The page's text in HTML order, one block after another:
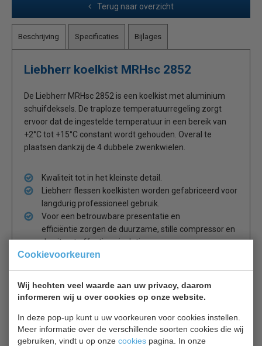
Cookievoorkeuren
Wij hechten veel waarde aan uw privacy, daarom
informeren wij u over cookies op onze website.
In deze pop-up kunt u uw voorkeuren voor cookies instellen.
Meer informatie over de verschillende soorten cookies die wij
gebruiken, vindt u op onze cookies pagina. In onze
Terug naar overzicht
Beschrijving Specificaties Bijlages
Liebherr koelkist MRHsc 2852
De Liebherr MRHsc 2852 is een koelkist met aluminium
schuifdeksels. De traploze temperatuurregeling zorgt
ervoor dat de ingestelde temperatuur in een bereik van
+2°C tot +15°C constant wordt gehouden. Overal te
plaatsen dankzij de 4 dubbele zwenkwielen.
Kwaliteit tot in het kleinste detail.
Liebherr flessen koelkisten worden gefabriceerd voor
langdurig professioneel gebruik.
Voor een betrouwbare presentatie en
efficiëntie zorgen de duurzame, stille compressor en
de uiterst effectieve isolatie
Optie: mandjes
Komt november 2023 binnen
Is dit iets voor jou?